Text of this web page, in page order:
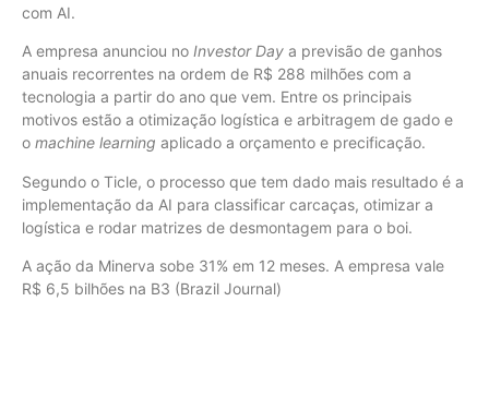
com AI.
A empresa anunciou no Investor Day a previsão de ganhos
anuais recorrentes na ordem de R$ 288 milhões com a
tecnologia a partir do ano que vem. Entre os principais
motivos estão a otimização logística e arbitragem de gado e
o machine learning aplicado a orçamento e precificação.
Segundo o Ticle, o processo que tem dado mais resultado é a
implementação da AI para classificar carcaças, otimizar a
logística e rodar matrizes de desmontagem para o boi.
A ação da Minerva sobe 31% em 12 meses. A empresa vale
R$ 6,5 bilhões na B3 (Brazil Journal)